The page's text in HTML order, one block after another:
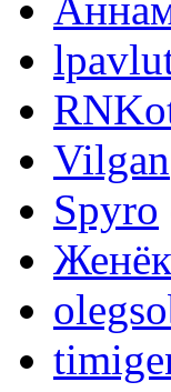
Vilgan
Spyro
Женёк